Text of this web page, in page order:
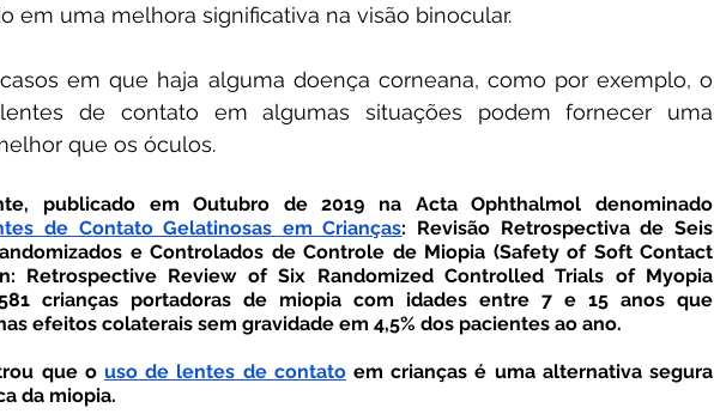
em uma melhora significativa na visão binocular.
de contato em algumas situações podem fornecer uma
que os óculos.
de Contato Gelatinosas em Crianças: Revisão Retrospectiva de Seis
e Controlados de Controle de Miopia (Safety of Soft Contact
Retrospective Review of Six Randomized Controlled Trials of Myopia
crianças portadoras de miopia com idades entre 7 e 15 anos que
efeitos colaterais sem gravidade em 4,5% dos pacientes ao ano.
que o uso de lentes de contato em crianças é uma alternativa segura
da miopia.